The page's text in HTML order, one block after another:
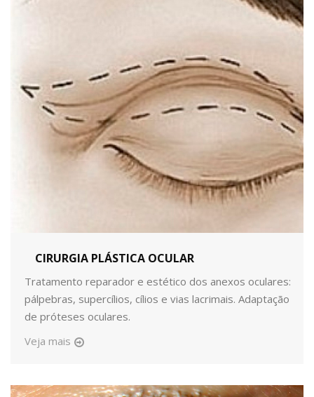
CIRURGIA PLÁSTICA OCULAR
Tratamento reparador e estético dos anexos oculares:
pálpebras, supercílios, cílios e vias lacrimais. Adaptação
de próteses oculares.
Veja mais